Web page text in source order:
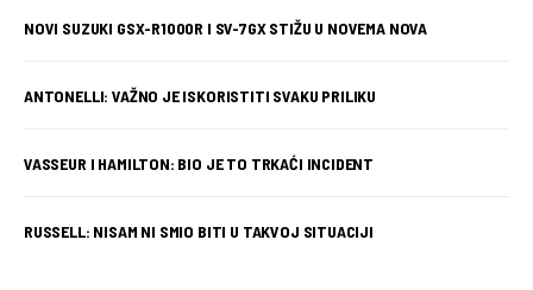
NOVI SUZUKI GSX-R1000R I SV-7GX STIŽU U NOVEMA NOVA
ANTONELLI: VAŽNO JE ISKORISTITI SVAKU PRILIKU
VASSEUR I HAMILTON: BIO JE TO TRKAĆI INCIDENT
RUSSELL: NISAM NI SMIO BITI U TAKVOJ SITUACIJI